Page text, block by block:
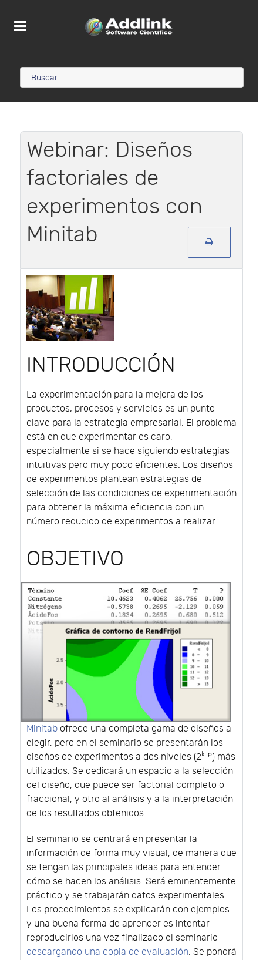
Webinar: Diseños
factoriales de
experimentos con
Minitab
INTRODUCCIÓN
La experimentación para la mejora de los
productos, procesos y servicios es un punto
clave para la estrategia empresarial. El problema
está en que experimentar es caro,
especialmente si se hace siguiendo estrategias
intuitivas pero muy poco eficientes. Los diseños
de experimentos plantean estrategias de
selección de las condiciones de experimentación
para obtener la máxima eficiencia con un
número reducido de experimentos a realizar.
OBJETIVO
Minitab ofrece una completa gama de diseños a
elegir, pero en el seminario se presentarán los
diseños de experimentos a dos niveles (2k-p) más
utilizados. Se dedicará un espacio a la selección
del diseño, que puede ser factorial completo o
fraccional, y otro al análisis y a la interpretación
de los resultados obtenidos.
El seminario se centrará en presentar la
información de forma muy visual, de manera que
se tengan las principales ideas para entender
cómo se hacen los análisis. Será eminentemente
práctico y se trabajarán datos experimentales.
Los procedimientos se explicarán con ejemplos
y una buena forma de aprender es intentar
reproducirlos una vez finalizado el seminario
descargando una copia de evaluación. Se pondrá